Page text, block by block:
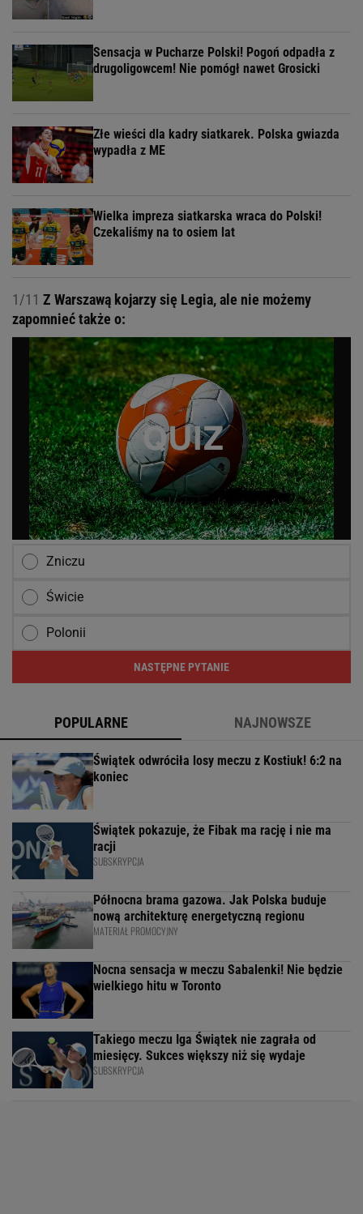
Sensacja w Pucharze Polski! Pogoń odpadła z
drugoligowcem! Nie pomógł nawet Grosicki
Złe wieści dla kadry siatkarek. Polska gwiazda
wypadła z ME
Wielka impreza siatkarska wraca do Polski!
Czekaliśmy na to osiem lat
1/11 Z Warszawą kojarzy się Legia, ale nie możemy
zapomnieć także o:
Zniczu
Świcie
Polonii
NASTĘPNE PYTANIE
POPULARNE NAJNOWSZE
Świątek odwróciła losy meczu z Kostiuk! 6:2 na
koniec
Świątek pokazuje, że Fibak ma rację i nie ma
racji
SUBSKRYPCJA
Północna brama gazowa. Jak Polska buduje
nową architekturę energetyczną regionu
MATERIAŁ PROMOCYJNY
Nocna sensacja w meczu Sabalenki! Nie będzie
wielkiego hitu w Toronto
Takiego meczu Iga Świątek nie zagrała od
miesięcy. Sukces większy niż się wydaje
SUBSKRYPCJA